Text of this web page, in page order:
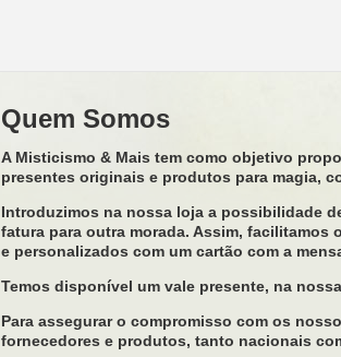
Quem Somos
A Misticismo & Mais tem como objetivo
presentes originais e produtos para magia,
Introduzimos na nossa loja a possibilidade
fatura para outra morada. Assim, facilitamos
e personalizados com um cartão com a
Temos disponível um vale presente, na
Para assegurar o compromisso com os
fornecedores e produtos, tanto nacionais